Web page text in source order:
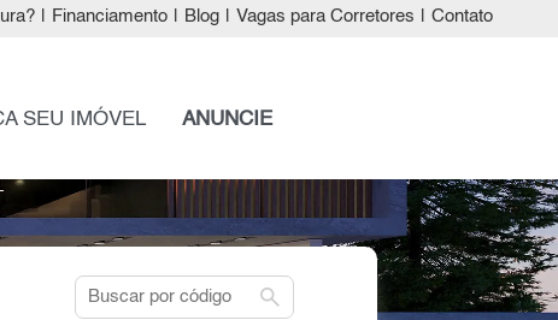
Financiamento Blog Vagas para Corretores Contato
SEU IMÓVEL ANUNCIE
search